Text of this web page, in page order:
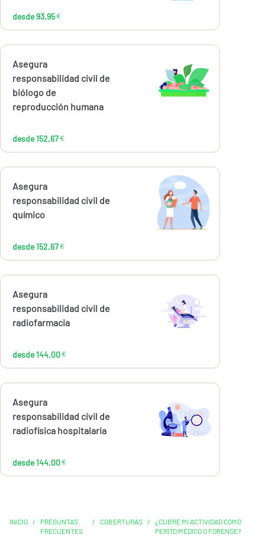
desde 93,95 €
Calcúlalo ahora
Asegura
responsabilidad civil de
biólogo de
reproducción humana
desde 152,67 €
152,67€
Calcúlalo ahora
Asegura
responsabilidad civil de
químico
desde 152,67 €
152,67 €
Calcúlalo ahora
Asegura
responsabilidad civil de
radiofarmacia
desde 144,00 €
144,00€
Calcúlalo ahora
Asegura
responsabilidad civil de
radiofísica hospitalaria
desde 144,00 €
144,00 €
INICIO /
PREGUNTAS
FRECUENTES
/ COBERTURAS /
¿CUBRE MI ACTIVIDAD COMO
PERITO MÉDICO O FORENSE?